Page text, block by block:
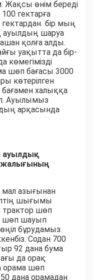
Жақсы өнім береді
гектарға
гектардан бір мың
ауылдың шаруа
қолға алды.
уақытта да бір-
көмегімізді
шөп бағасы 3000
көтерілген
халыққа
Ауылымыз
арқасында
ауылдық
мал азығынан
шығымы
шөп
шөп шауып
бұрудамыз.
Содан 700
92 дана бума
да орақ
орама шөп
дана орамадан